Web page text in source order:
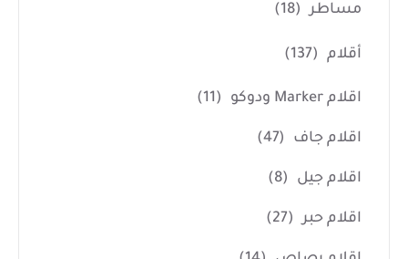
مساطر (18)
أقلام (137)
اقلام Marker ودوكو (11)
اقلام جاف (47)
اقلام جيل (8)
اقلام حبر (27)